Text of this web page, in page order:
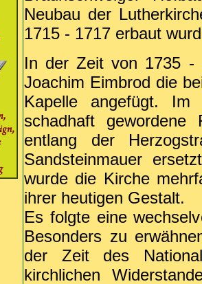
Neubau der
1715 - 1717 erbaut
In der Zeit von 1735 -
Joachim Eimbrod die
Kapelle angefügt.
schadhaft gewordene
entlang der
Sandsteinmauer
wurde die Kirche
ihrer heutigen Gestalt.
Es folgte eine
Besonders zu
der Zeit des
kirchlichen